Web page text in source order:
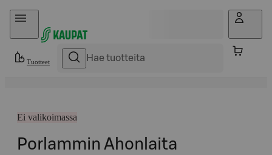
Hyppää sisältöön
Tuotteet
Ei valikoimassa
Porlammin Ahonlaita